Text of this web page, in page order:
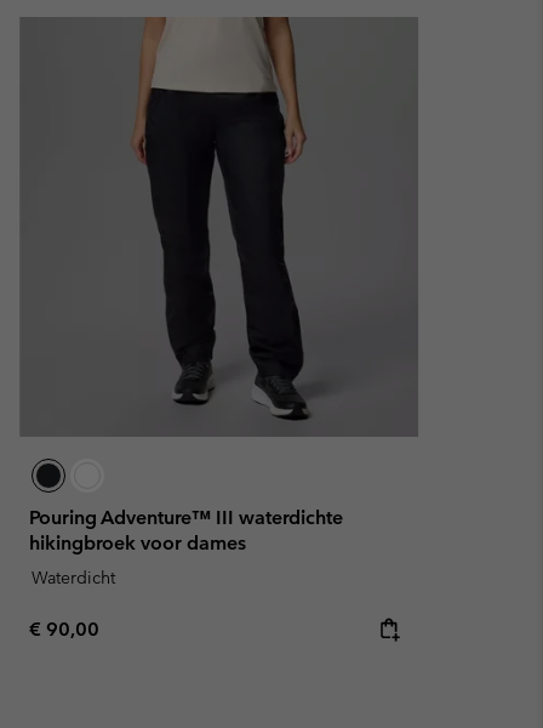
Pouring Adventure™ III waterdichte
hikingbroek voor dames
Waterdicht
Regular price:
€ 90,00